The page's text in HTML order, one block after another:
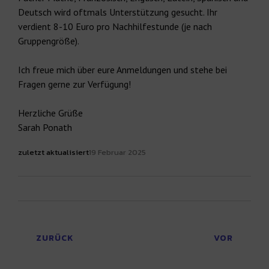
Deutsch wird oftmals Unterstützung gesucht. Ihr
verdient 8-10 Euro pro Nachhilfestunde (je nach
Gruppengröße).
Ich freue mich über eure Anmeldungen und stehe bei
Fragen gerne zur Verfügung!
Herzliche Grüße
Sarah Ponath
zuletzt aktualisiert19 Februar 2025
ZURÜCK VOR